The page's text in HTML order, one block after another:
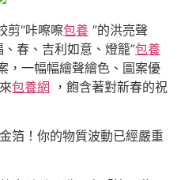
剪“咔嚓嚓包養 ”的洪亮聲
、春、吉利如意、燈籠”包養
，一幅幅繪聲繪色、圖案優
包養網 ，飽含著對新春的祝
箔！你的物質波動已經嚴重